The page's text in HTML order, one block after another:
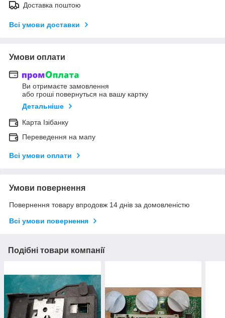
Доставка поштою
Всі умови доставки
Умови оплати
Ви отримаєте замовлення
або гроші повернуться на вашу картку
Детальніше
Карта Ізібанку
Переведення на мапу
Всі умови оплати
Умови повернення
Повернення товару впродовж 14 днів за домовленістю
Всі умови повернення
Подібні товари компанії